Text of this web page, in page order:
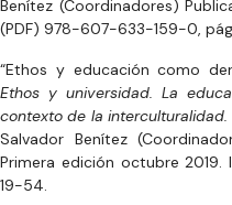
Benítez (Coordinadores)
(PDF) 978-607-633-159-0,
“Ethos y educación como
Ethos y universidad. La
contexto de la interculturalidad.
Salvador Benítez
Primera edición octubre 2019.
19-54.